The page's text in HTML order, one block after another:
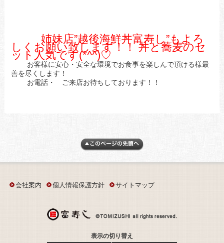
姉妹店”越後海鮮丼富寿し”もよろ
しくお願い致します！！ 丼と蕎麦のセ
ット人気です(*^^)♡
お客様に安心・安全な環境でお食事を楽しんで頂ける様最
善を尽くします！
お電話・ ご来店お待ちしております！！
会社案内 個人情報保護方針 サイトマップ
表示の切り替え